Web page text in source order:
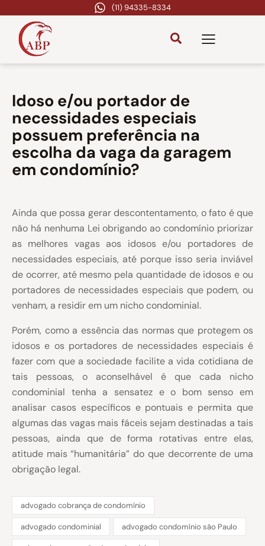
(11) 94335-8334
Idoso e/ou portador de
necessidades especiais
possuem preferência na
escolha da vaga da garagem
em condomínio?
Ainda que possa gerar descontentamento, o fato é que
não há nenhuma Lei obrigando ao condomínio priorizar
as melhores vagas aos idosos e/ou portadores de
necessidades especiais, até porque isso seria inviável
de ocorrer, até mesmo pela quantidade de idosos e ou
portadores de necessidades especiais que podem, ou
venham, a residir em um nicho condominial.
Porém, como a essência das normas que protegem os
idosos e os portadores de necessidades especiais é
fazer com que a sociedade facilite a vida cotidiana de
tais pessoas, o aconselhável é que cada nicho
condominial tenha a sensatez e o bom senso em
analisar casos específicos e pontuais e permita que
algumas das vagas mais fáceis sejam destinadas a tais
pessoas, ainda que de forma rotativas entre elas,
atitude mais “humanitária” do que decorrente de uma
obrigação legal.
advogado cobrança de condomínio
advogado condominial advogado condomínio são Paulo